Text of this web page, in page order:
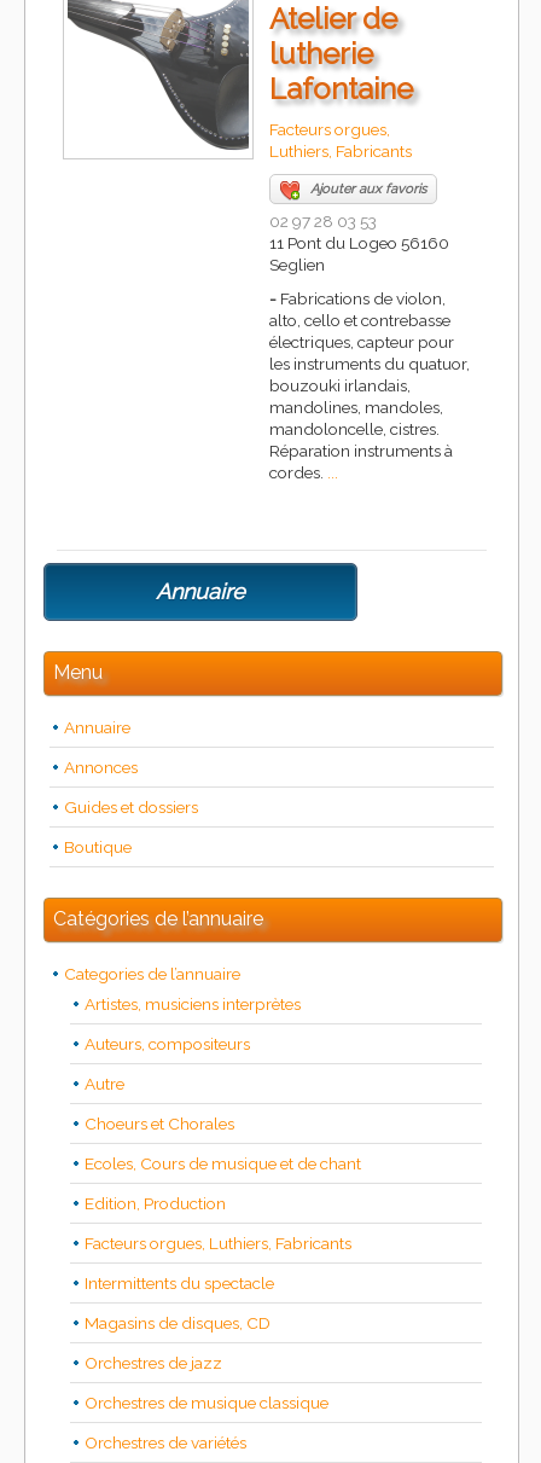
Atelier de
lutherie
Lafontaine
Facteurs orgues,
Luthiers, Fabricants
Ajouter aux favoris
02 97 28 03 53
11 Pont du Logeo 56160
Seglien
- Fabrications de violon,
alto, cello et contrebasse
électriques, capteur pour
les instruments du quatuor,
bouzouki irlandais,
mandolines, mandoles,
mandoloncelle, cistres.
Réparation instruments à
cordes. ...
Annuaire
Menu
Annuaire
Annonces
Guides et dossiers
Boutique
Catégories de l’annuaire
Categories de l’annuaire
Artistes, musiciens interprètes
Auteurs, compositeurs
Autre
Choeurs et Chorales
Ecoles, Cours de musique et de chant
Edition, Production
Facteurs orgues, Luthiers, Fabricants
Intermittents du spectacle
Magasins de disques, CD
Orchestres de jazz
Orchestres de musique classique
Orchestres de variétés